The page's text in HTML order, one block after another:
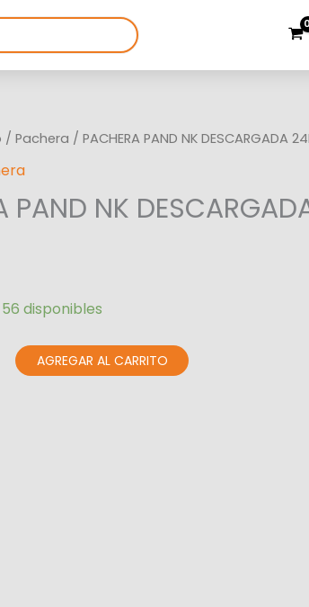
/ Pachera / PACHERA PAND NK DESCARGADA
PAND NK
56 disponibles
AGREGAR AL CARRITO